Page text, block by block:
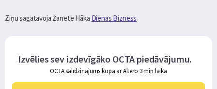
Ziņu sagatavoja Žanete Hāka Dienas Bizness
Izvēlies sev izdevīgāko OCTA piedāvājumu.
OCTA salīdzinājums kopā ar Altero 3 min laikā